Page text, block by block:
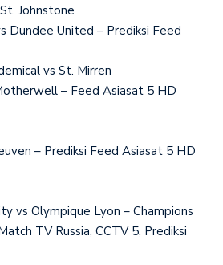
Johnstone
Dundee United – Prediksi Feed
vs St. Mirren
– Feed Asiasat 5 HD
– Prediksi Feed Asiasat 5 HD
vs Olympique Lyon – Champions
TV Russia, CCTV 5, Prediksi